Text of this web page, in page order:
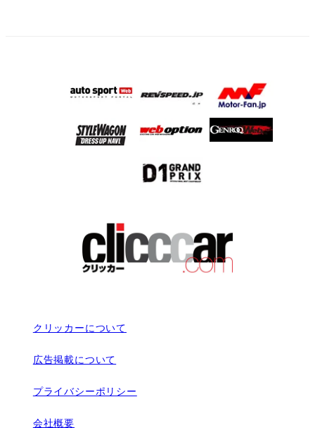
クリッカーについて
広告掲載について
プライバシーポリシー
会社概要